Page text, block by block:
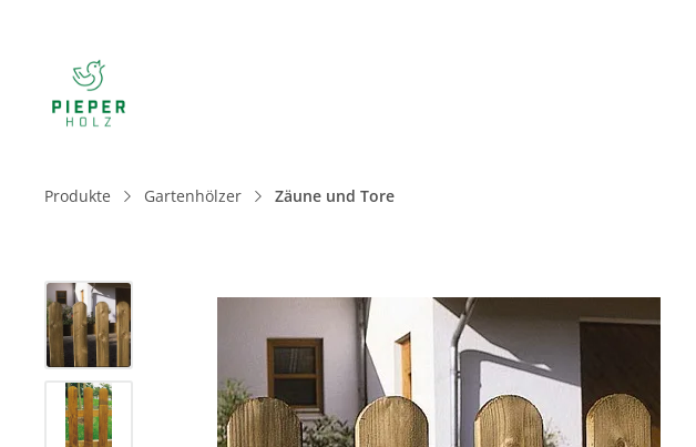
Produkte Gartenhölzer Zäune und Tore
Bildergalerie überspringen